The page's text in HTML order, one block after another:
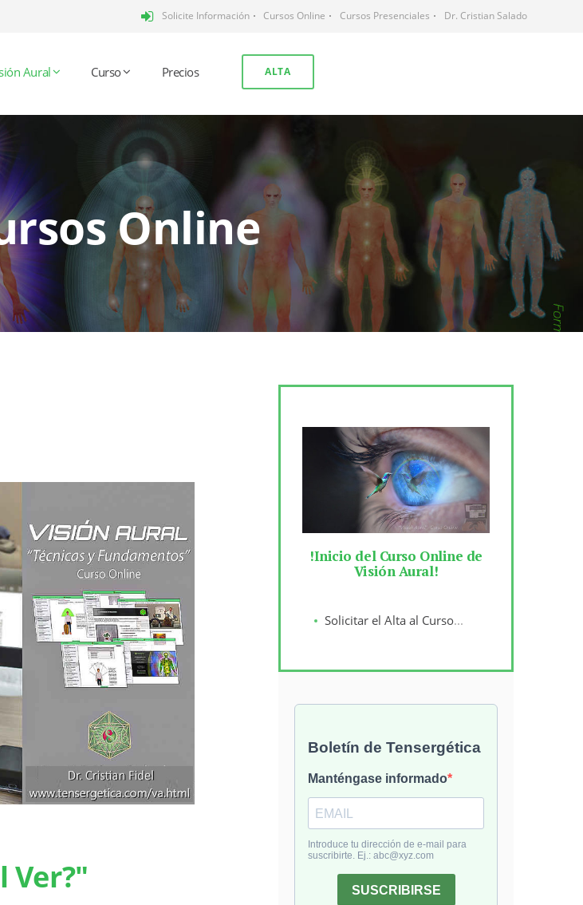
Solicite Información Cursos Online Cursos Presenciales Dr. Cristian Salado
Aural Curso Precios ALTA
Online
Ver?"
!Inicio del Curso Online de
Visión Aural!
Solicitar el Alta al Curso...